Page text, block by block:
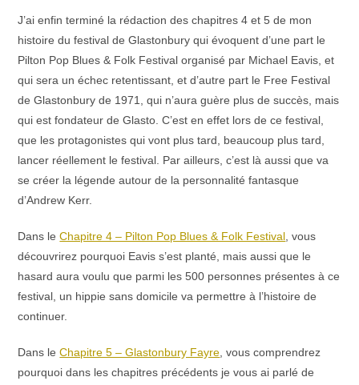
J’ai enfin terminé la rédaction des chapitres 4 et 5 de mon
histoire du festival de Glastonbury qui évoquent d’une part le
Pilton Pop Blues & Folk Festival organisé par Michael Eavis, et
qui sera un échec retentissant, et d’autre part le Free Festival
de Glastonbury de 1971, qui n’aura guère plus de succès, mais
qui est fondateur de Glasto. C’est en effet lors de ce festival,
que les protagonistes qui vont plus tard, beaucoup plus tard,
lancer réellement le festival. Par ailleurs, c’est là aussi que va
se créer la légende autour de la personnalité fantasque
d’Andrew Kerr.
Dans leChapitre 4 – Pilton Pop Blues & Folk Festival , vous
découvrirez pourquoi Eavis s’est planté, mais aussi que le
hasard aura voulu que parmi les 500 personnes présentes à ce
festival, un hippie sans domicile va permettre à l’histoire de
continuer.
Dans leChapitre 5 – Glastonbury Fayre , vous comprendrez
pourquoi dans les chapitres précédents je vous ai parlé de